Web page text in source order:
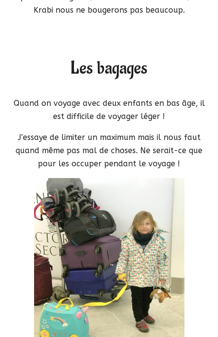
Krabi nous ne bougerons pas beaucoup.
Les bagages
Quand on voyage avec deux enfants en bas âge, il
est difficile de voyager léger !
J’essaye de limiter un maximum mais il nous faut
quand même pas mal de choses. Ne serait-ce que
pour les occuper pendant le voyage !